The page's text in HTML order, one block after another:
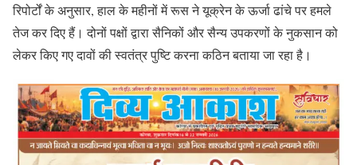
रिपोर्टों के अनुसार, हाल के महीनों में रूस ने यूक्रेन के ऊर्जा ढांचे पर हमले
तेज कर दिए हैं। दोनों पक्षों द्वारा सैनिकों और सैन्य उपकरणों के नुकसान को
लेकर किए गए दावों की स्वतंत्र पुष्टि करना कठिन बताया जा रहा है।